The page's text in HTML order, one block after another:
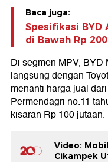
Baca juga:
Spesifikasi BYD
di Bawah Rp
Di segmen MPV,
langsung dengan
menanti harga jual
Permendagri no.11
kisaran Rp 100 jutaan.
Video:
Cikampek